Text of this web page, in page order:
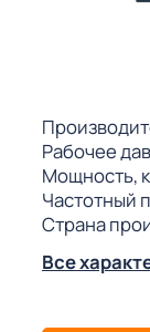
Рабочее
Мощность,
Частотный
Страна
Все